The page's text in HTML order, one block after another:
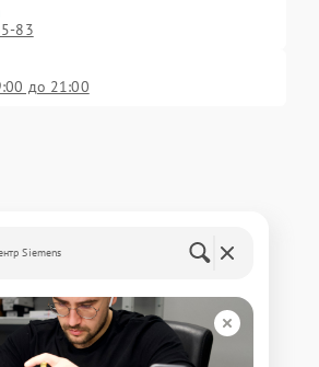
83
до 21:00
Siemens